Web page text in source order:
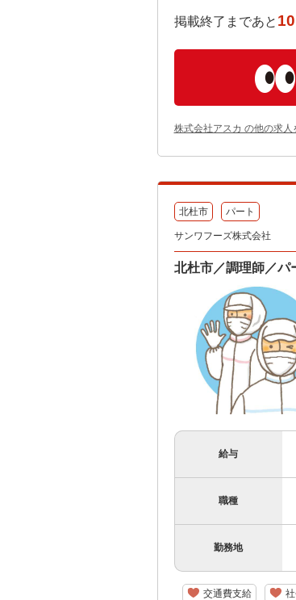
掲載終了まであと
株式会社アスカ の他の求人
北杜市 パート
サンワフーズ株式会社
北杜市／調理師／パ
給与
職種
勤務地
交通費支給